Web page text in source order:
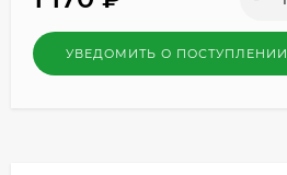
УВЕДОМИТЬ О ПОСТУПЛЕНИИ